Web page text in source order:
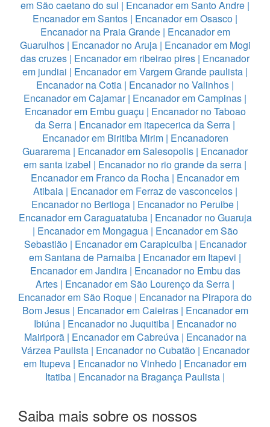
em São caetano do sul | Encanador em Santo Andre |
Encanador em Santos | Encanador em Osasco |
Encanador na Praia Grande| Encanador em
Guarulhos| Encanador no Aruja| Encanador em Mogi
das cruzes | Encanador em ribeirao pires | Encanador
em jundiai | Encanador em Vargem Grande paulista |
Encanador na Cotia | Encanador no Valinhos |
Encanador em Cajamar| Encanador em Campinas |
Encanador em Embu guaçu | Encanador no Taboao
da Serra | Encanador em itapecerica da Serra |
Encanador em Biritiba Mirim| Encanadoren
Guararema | Encanador em Salesopolis | Encanador
em santa izabel | Encanador no rio grande da serra |
Encanador em Franco da Rocha | Encanador em
Atibaia| Encanador em Ferraz de vasconcelos|
Encanador no Bertioga | Encanador no Peruibe |
Encanador em Caraguatatuba| Encanador no Guaruja
| Encanador em Mongagua| Encanador em São
Sebastião| Encanador em Carapicuiba| Encanador
em Santana de Parnaiba | Encanador em Itapevi |
Encanador em Jandira| Encanador no Embu das
Artes | Encanador em São Lourenço da Serra |
Encanador em São Roque | Encanador na Pirapora do
Bom Jesus| Encanador em Caieiras| Encanador em
Ibiúna| Encanador no Juquitiba| Encanador no
Mairiporã| Encanador em Cabreúva| Encanador na
Várzea Paulista| Encanador no Cubatão| Encanador
em Itupeva | Encanador no Vinhedo | Encanador em
Itatiba | Encanador na Bragança Paulista |
Saiba mais sobre os nossos